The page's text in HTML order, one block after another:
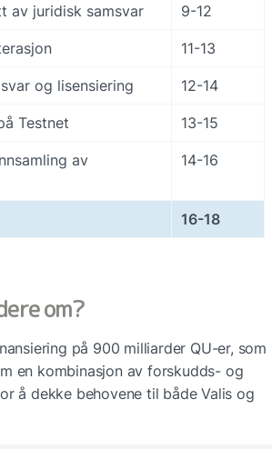
av juridisk samsvar 9-12
11-13
og lisensiering 12-14
Testnet 13-15
av
14-16
16-18
om?
på 900 milliarder QU-er, som
en kombinasjon av forskudds- og
å dekke behovene til både Valis og